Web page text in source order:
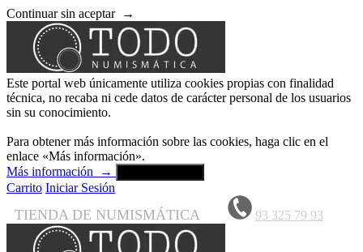
Continuar sin aceptar →
Este portal web únicamente utiliza cookies propias con finalidad
técnica, no recaba ni cede datos de carácter personal de los usuarios
sin su conocimiento.
Para obtener más información sobre las cookies, haga clic en el
enlace «Más información».
Más información
→
Carrito Iniciar Sesión
TIENDA DE NUMISMÁTICA 93 325 79 93